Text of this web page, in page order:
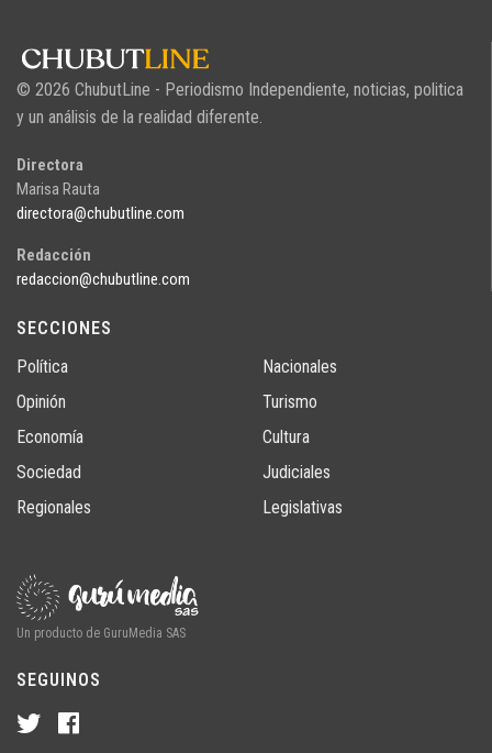
© 2026 ChubutLine - Periodismo Independiente, noticias, politica
y un análisis de la realidad diferente.
Directora
Marisa Rauta
directora@chubutline.com
Redacción
redaccion@chubutline.com
SECCIONES
Política
Opinión
Economía
Sociedad
Regionales
Nacionales
Turismo
Cultura
Judiciales
Legislativas
Un producto de GuruMedia SAS
SEGUINOS